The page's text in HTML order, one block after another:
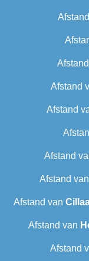
Afstand
Afstand
Afstand
Afstand van
Afstand van
Afstand van
Afstand